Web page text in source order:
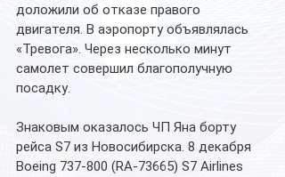
доложили об отказе правого
двигателя. В аэропорту объявлялась
«Тревога». Через несколько минут
самолет совершил благополучную
посадку.
Знаковым оказалось ЧП Яна борту
рейса S7 из Новосибирска. 8 декабря
Boeing 737-800 (RA-73665) S7 Airlines